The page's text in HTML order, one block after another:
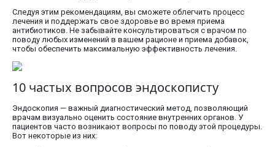
Следуя этим рекомендациям, вы сможете облегчить процесс
лечения и поддержать свое здоровье во время приема
антибиотиков. Не забывайте консультироваться с врачом по
поводу любых изменений в вашем рационе и приема добавок,
чтобы обеспечить максимальную эффективность лечения.
10 частых вопросов эндоскописту
Эндоскопия — важный диагностический метод, позволяющий
врачам визуально оценить состояние внутренних органов. У
пациентов часто возникают вопросы по поводу этой процедуры.
Вот некоторые из них: